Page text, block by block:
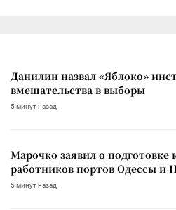
Данилин назвал «Яблоко»
вмешательства в выборы
5 минут назад
Марочко заявил о подготовке
работников портов Одессы и
5 минут назад